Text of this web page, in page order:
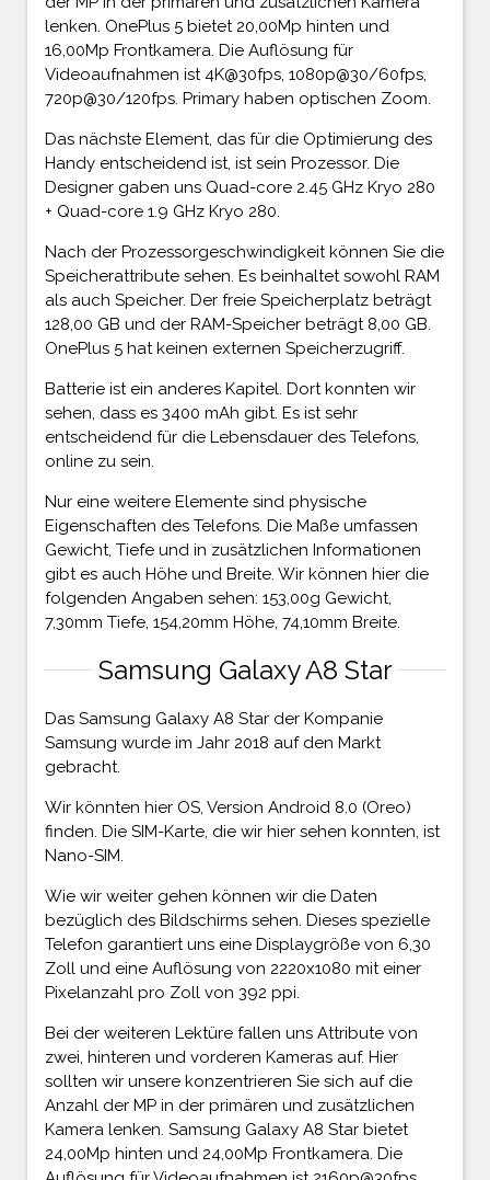
lenken. OnePlus 5 bietet 20,00Mp hinten und
16,00Mp Frontkamera. Die Auflösung für
Videoaufnahmen ist 4K@30fps, 1080p@30/60fps,
720p@30/120fps. Primary haben optischen Zoom.
Das nächste Element, das für die Optimierung des
Handy entscheidend ist, ist sein Prozessor. Die
Designer gaben uns Quad-core 2.45 GHz Kryo 280
+ Quad-core 1.9 GHz Kryo 280.
Nach der Prozessorgeschwindigkeit können Sie die
Speicherattribute sehen. Es beinhaltet sowohl RAM
als auch Speicher. Der freie Speicherplatz beträgt
128,00 GB und der RAM-Speicher beträgt 8,00 GB.
OnePlus 5 hat keinen externen Speicherzugriff.
Batterie ist ein anderes Kapitel. Dort konnten wir
sehen, dass es 3400 mAh gibt. Es ist sehr
entscheidend für die Lebensdauer des Telefons,
online zu sein.
Nur eine weitere Elemente sind physische
Eigenschaften des Telefons. Die Maße umfassen
Gewicht, Tiefe und in zusätzlichen Informationen
gibt es auch Höhe und Breite. Wir können hier die
folgenden Angaben sehen: 153,00g Gewicht,
7,30mm Tiefe, 154,20mm Höhe, 74,10mm Breite.
Samsung Galaxy A8 Star
Das Samsung Galaxy A8 Star der Kompanie
Samsung wurde im Jahr 2018 auf den Markt
gebracht.
Wir könnten hier OS, Version Android 8.0 (Oreo)
finden. Die SIM-Karte, die wir hier sehen konnten, ist
Nano-SIM.
Wie wir weiter gehen können wir die Daten
bezüglich des Bildschirms sehen. Dieses spezielle
Telefon garantiert uns eine Displaygröße von 6,30
Zoll und eine Auflösung von 2220x1080 mit einer
Pixelanzahl pro Zoll von 392 ppi.
Bei der weiteren Lektüre fallen uns Attribute von
zwei, hinteren und vorderen Kameras auf. Hier
sollten wir unsere konzentrieren Sie sich auf die
Anzahl der MP in der primären und zusätzlichen
Kamera lenken. Samsung Galaxy A8 Star bietet
24,00Mp hinten und 24,00Mp Frontkamera. Die